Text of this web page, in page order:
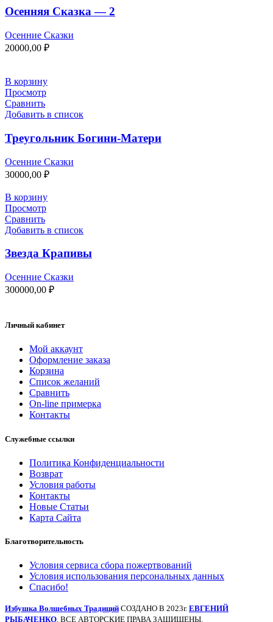
Осенняя Сказка — 2
Осенние Сказки
20000,00 ₽
В корзину
Просмотр
Сравнить
Добавить в список
Треугольник Богини-Матери
Осенние Сказки
30000,00 ₽
В корзину
Просмотр
Сравнить
Добавить в список
Звезда Крапивы
Осенние Сказки
300000,00 ₽
Личный кабинет
Мой аккаунт
Оформление заказа
Корзина
Список желаний
Сравнить
On-line примерка
Контакты
Служебные ссылки
Политика Конфиденциальности
Возврат
Условия работы
Контакты
Новые Статьи
Карта Сайта
Благотворительность
Условия сервиса сбора пожертвований
Условия использования персональных данных
Спасибо!
Избушка Волшебных Традиций СОЗДАНО В 2023г. ЕВГЕНИЙ
РЫБАЧЕНКО. ВСЕ АВТОРСКИЕ ПРАВА ЗАЩИЩЕНЫ.